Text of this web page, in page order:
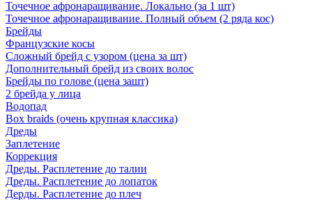
Точечное афронаращивание. Локально (за 1 шт)
Точечное афронаращивание. Полный объем (2 ряда кос)
Брейды
Французские косы
Сложный брейд с узором (цена за шт)
Дополнительный брейд из своих волос
Брейды по голове (цена зашт)
2 брейда у лица
Водопад
Box braids (очень крупная классика)
Дреды
Заплетение
Коррекция
Дреды. Расплетение до талии
Дреды. Расплетение до лопаток
Дерды. Расплетение до плеч